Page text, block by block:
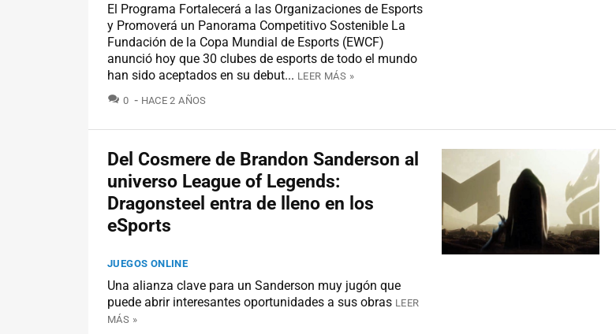
El Programa Fortalecerá a las Organizaciones de Esports
y Promoverá un Panorama Competitivo Sostenible La
Fundación de la Copa Mundial de Esports (EWCF)
anunció hoy que 30 clubes de esports de todo el mundo
han sido aceptados en su debut... LEER MÁS »
0 COMENTARIOS
HACE 2 AÑOS
Del Cosmere de Brandon Sanderson al
universo League of Legends:
Dragonsteel entra de lleno en los
eSports
JUEGOS ONLINE
Una alianza clave para un Sanderson muy jugón que
puede abrir interesantes oportunidades a sus obras LEER
MÁS »